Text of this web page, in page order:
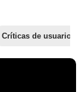
Críticas de usuarios